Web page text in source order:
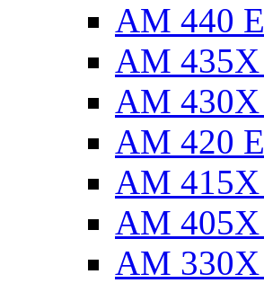
AM 440
AM 435X
AM 430X
AM 420
AM 415X
AM 405X
AM 330X